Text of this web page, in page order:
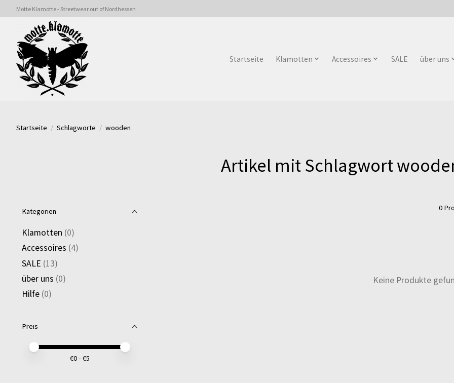
Motte Klamotte - Streetwear out of Nordhessen
Startseite Klamotten Accessoires SALE über uns
Startseite / Schlagworte / wooden
Artikel mit Schlagwort
Kategorien
Klamotten (0)
Accessoires (4)
SALE (13)
über uns (0)
Hilfe (0)
Preis
Preis – Mindestwert
Price maximum value
€0- €5
0
Keine Produkte